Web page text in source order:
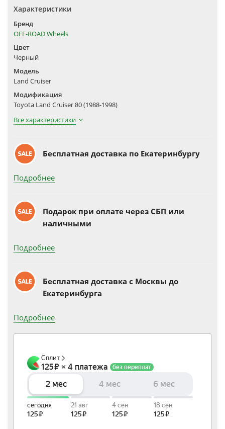
Характеристики
Бренд
OFF-ROAD Wheels
Цвет
Черный
Модель
Land Cruiser
Модификация
Toyota Land Cruiser 80 (1988-1998)
Все характеристики
Бесплатная доставка по Екатеринбургу
Подробнее
Подарок при оплате через СБП или
наличными
Подробнее
Бесплатная доставка c Москвы до
Екатеринбурга
Подробнее